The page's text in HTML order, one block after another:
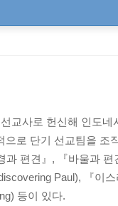
교사로 헌신해 인도
로 단기 선교팀을 조
편견』, 『바울과
Paul), 『이
등이 있다.